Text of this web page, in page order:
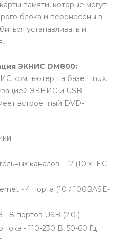
памяти, которые могут
блока и перенесены в
устанавливать и
ЭКНИС DM800:
компьютер на базе Linux.
ЭКНИС и USB
встроенный DVD-
каналов - 12 (10 х IEC
- 4 порта (10 / 100BASE-
- 8 портов USB (2.0 )
- 110-230 В, 50-60 Гц